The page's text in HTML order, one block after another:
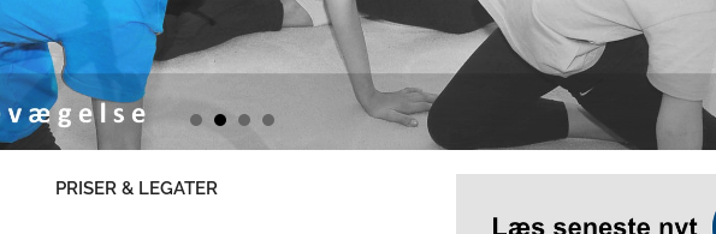
PRISER & LEGATER